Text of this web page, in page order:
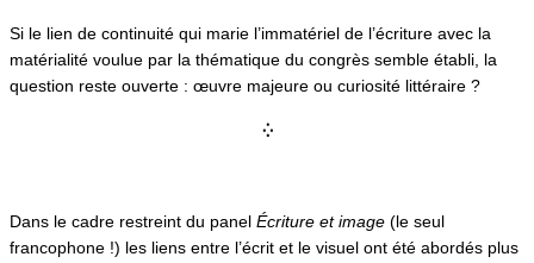
Si le lien de continuité qui marie l’immatériel de l’écriture avec la
matérialité voulue par la thématique du congrès semble établi, la
question reste ouverte : œuvre majeure ou curiosité littéraire ?
⁛
Dans le cadre restreint du panel Écriture et image (le seul
francophone !) les liens entre l’écrit et le visuel ont été abordés plus